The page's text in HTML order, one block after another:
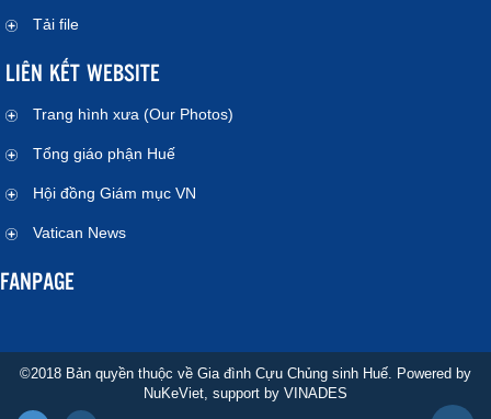
Tải file
LIÊN KẾT WEBSITE
Trang hình xưa (Our Photos)
Tổng giáo phận Huế
Hội đồng Giám mục VN
Vatican News
FANPAGE
©2018 Bản quyền thuộc về Gia đình Cựu Chủng sinh Huế. Powered by
NuKeViet, support by VINADES